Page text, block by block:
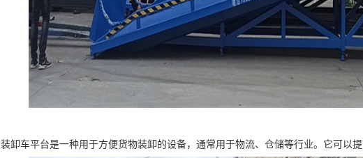
装卸车平台是一种用于方便货物装卸的设备，通常用于物流、仓储等行业。它可以